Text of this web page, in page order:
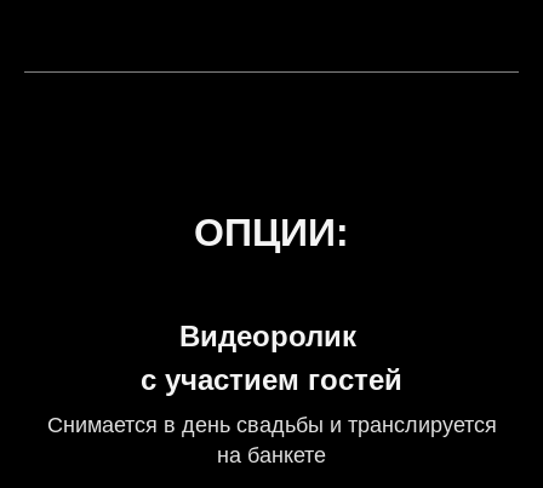
ОПЦИИ:
Видеоролик
с участием гостей
Снимается в день свадьбы и транслируется
на банкете